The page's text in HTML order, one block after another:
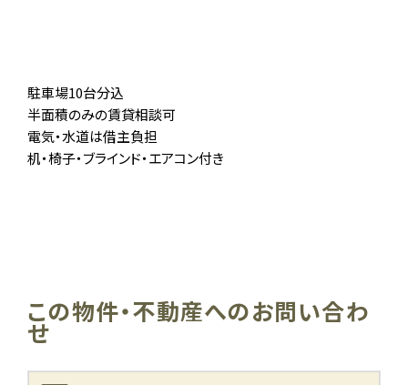
駐車場10台分込
半面積のみの賃貸相談可
電気・水道は借主負担
机・椅子・ブラインド・エアコン付き
この物件・不動産へのお問い合わ
せ